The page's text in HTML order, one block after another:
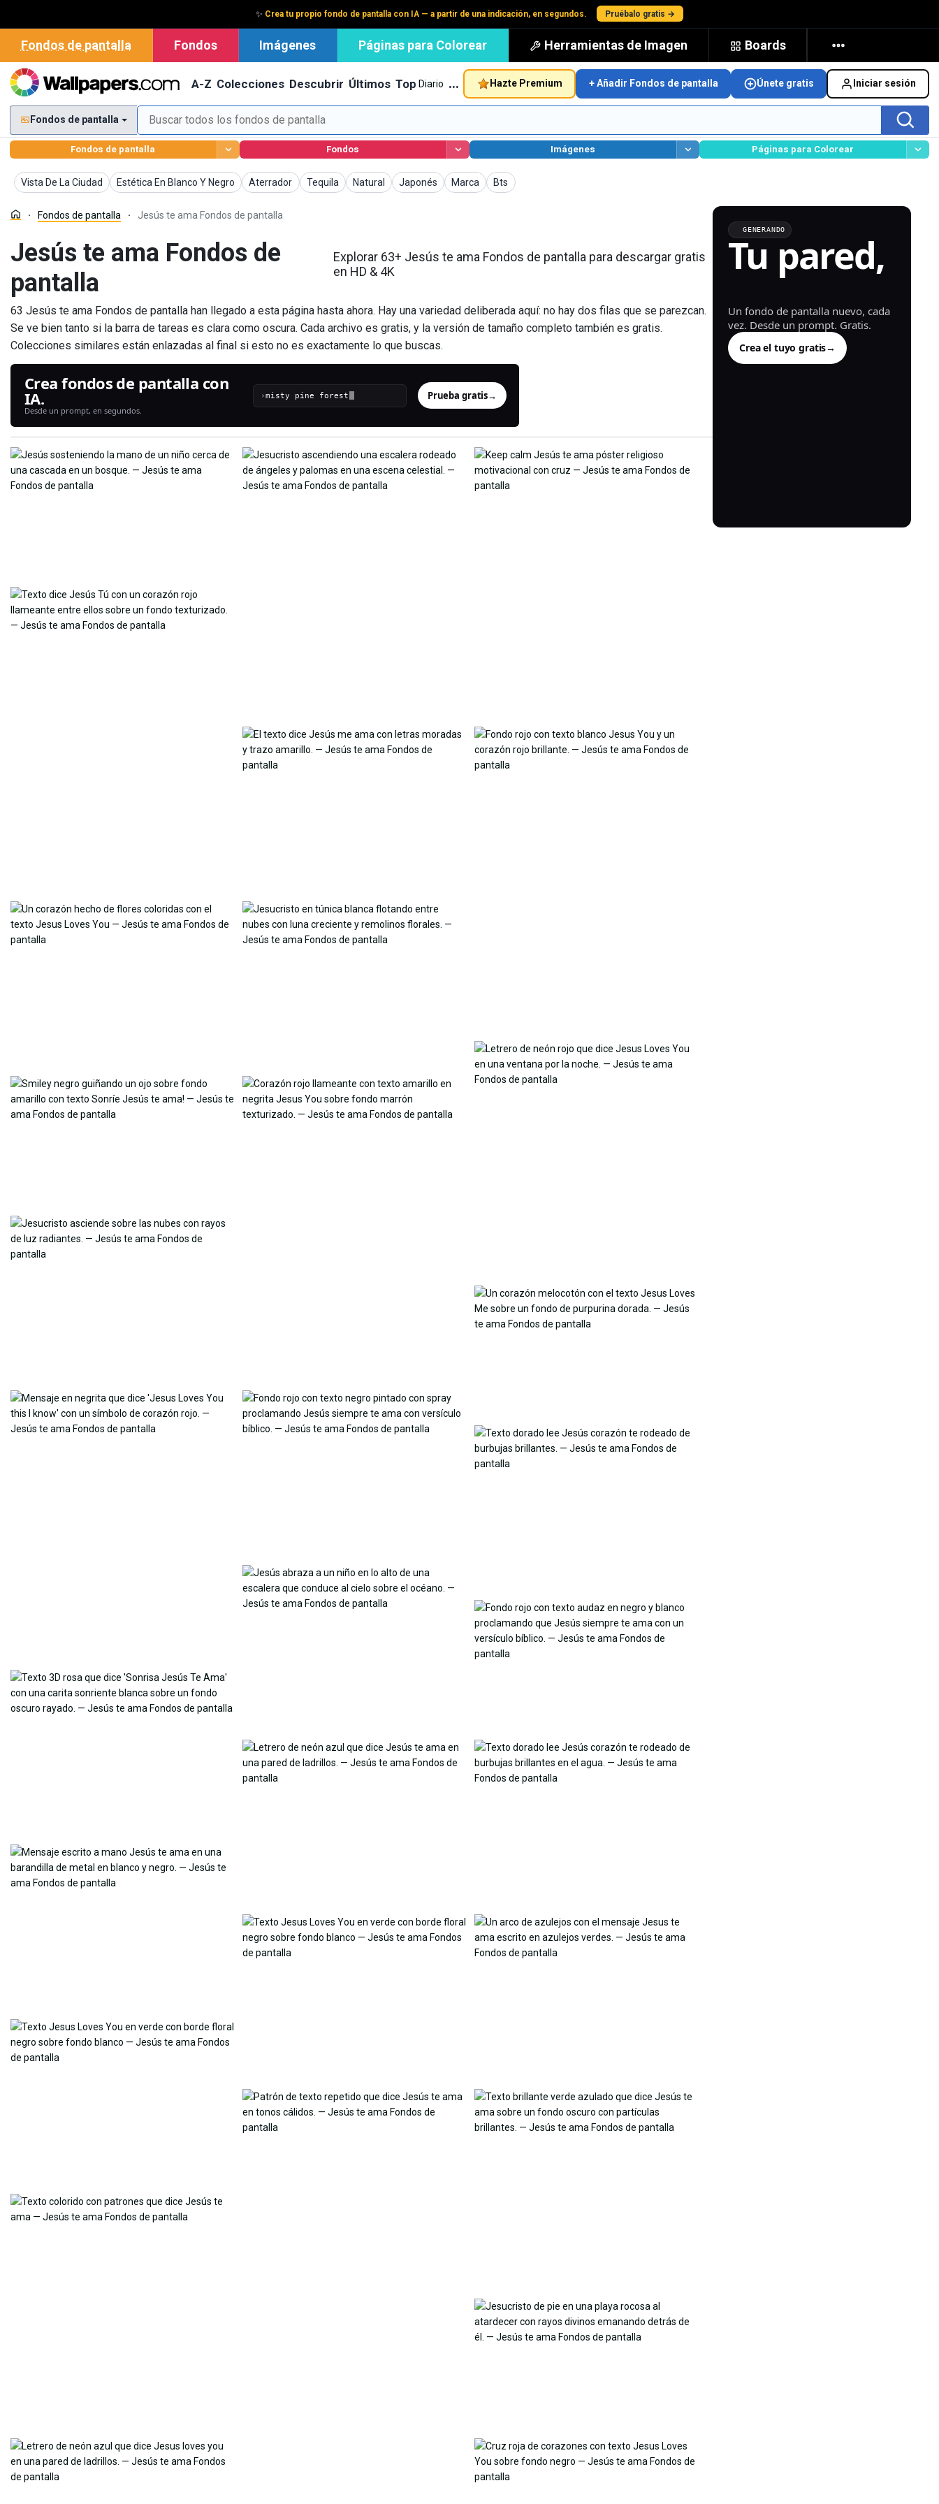
✨ Crea tu propio fondo de pantalla con IA — a partir de una indicación, en segundos. Pruébalo gratis →
Fondos de pantalla Fondos Imágenes Páginas para Colorear Herramientas de Imagen Boards
A-Z Colecciones Descubrir Últimos Top Diario … Hazte Premium + Añadir Fondos de pantalla Únete gratis Iniciar sesión
Fondos de pantalla
Fondos de pantalla Fondos Imágenes Páginas para Colorear
Vista De La Ciudad
Fondos de pantalla Estética En Blanco Y Negro
Fondos de pantalla Aterrador
Fondos de pantalla
Tequila
Fondos de pantalla
Natural
Fondos de pantalla
Japonés
Fondos de pantalla
Marca
Fondos de pantalla
Bts
Fondos de pantalla
Fondos de pantalla Jesús te ama Fondos de pantalla
Jesús te ama Fondos de
pantalla
Explorar 63+ Jesús te ama Fondos de pantalla para descargar gratis
en HD & 4K
63 Jesús te ama Fondos de pantalla han llegado a esta página hasta ahora. Hay una variedad deliberada aquí: no hay dos filas que se parezcan.
Se ve bien tanto si la barra de tareas es clara como oscura. Cada archivo es gratis, y la versión de tamaño completo también es gratis.
Colecciones similares están enlazadas al final si esto no es exactamente lo que buscas.
Crea fondos de pantalla con
IA.
Desde un prompt, en segundos.
› Prueba gratis→
GENERANDO
Tu pared,
generada.
Un fondo de pantalla nuevo, cada
vez. Desde un prompt. Gratis.
Crea el tuyo gratis→